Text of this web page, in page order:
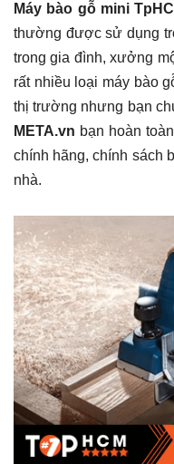
Máy bào gỗ mini
thường được sử dụng
trong gia đình, xưởng
rất nhiều loại máy bào
thị trường nhưng bạn
META.vn bạn hoàn
chính hãng, chính sách
nhà.